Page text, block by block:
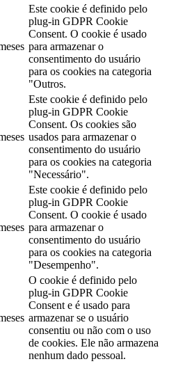
Este cookie é definido pelo
plug-in GDPR Cookie
Consent. O cookie é usado
para armazenar o
consentimento do usuário
para os cookies na categoria
"Outros.
Este cookie é definido pelo
plug-in GDPR Cookie
Consent. Os cookies são
usados para armazenar o
consentimento do usuário
para os cookies na categoria
"Necessário".
Este cookie é definido pelo
plug-in GDPR Cookie
Consent. O cookie é usado
para armazenar o
consentimento do usuário
para os cookies na categoria
"Desempenho".
O cookie é definido pelo
plug-in GDPR Cookie
Consent e é usado para
armazenar se o usuário
consentiu ou não com o uso
de cookies. Ele não armazena
nenhum dado pessoal.